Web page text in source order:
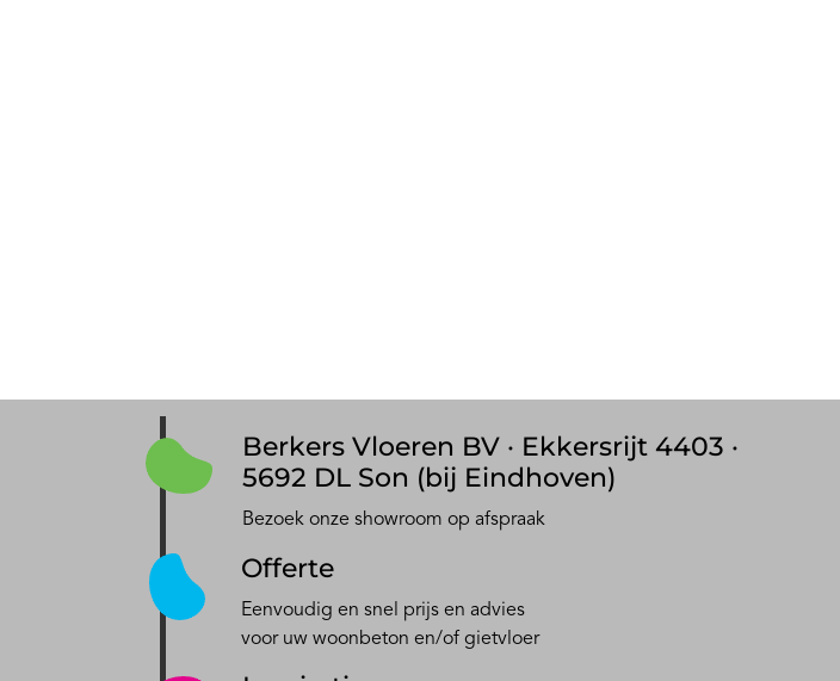
Berkers Vloeren BV · Ekkersrijt 4403 ·
5692 DL Son (bij Eindhoven)
Bezoek onze showroom op afspraak
Offerte
Eenvoudig en snel prijs en advies
voor uw woonbeton en/of gietvloer